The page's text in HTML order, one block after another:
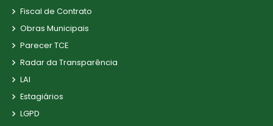
Fiscal de Contrato
Obras Municipais
Parecer TCE
Radar da Transparência
LAI
Estagiários
LGPD